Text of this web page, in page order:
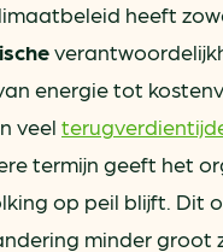
heeft
energie tot
veel
termijn geeft het
op peil blijft. Dit
minder groot